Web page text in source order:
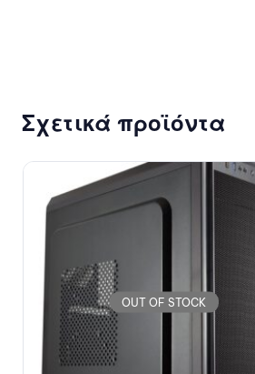
Σχετικά προϊόντα
OUT OF STOCK